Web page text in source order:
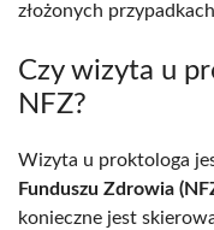
złożonych
Czy wizyta u
NFZ?
Wizyta u proktologa
Funduszu Zdrowia
konieczne jest